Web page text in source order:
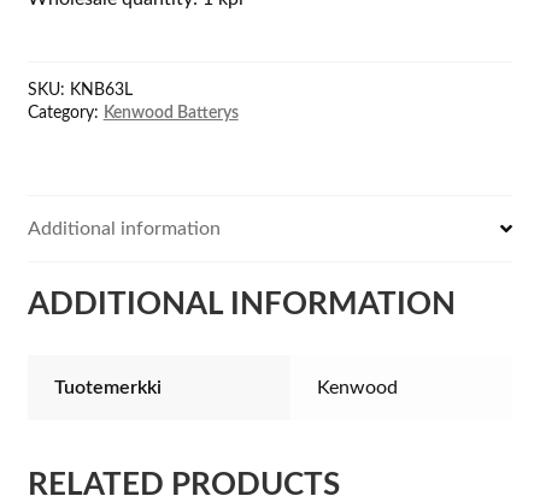
for
TK-
SKU: KNB63L
Category: Kenwood Batterys
Additional information
ADDITIONAL INFORMATION
Tuotemerkki Kenwood
RELATED PRODUCTS